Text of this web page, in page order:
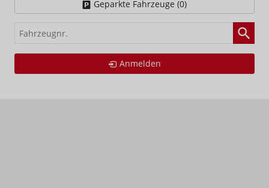
Geparkte Fahrzeuge (0)
Fahrzeugnr.
Anmelden